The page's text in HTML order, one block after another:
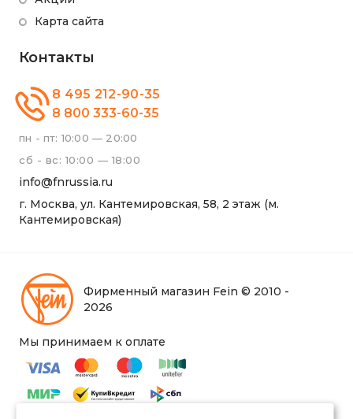
Карта сайта
Контакты
8 495 212-90-35
8 800 333-60-35
пн - пт: 10:00 — 20:00
сб - вс: 10:00 — 18:00
info@fnrussia.ru
г. Москва, ул. Кантемировская, 58, 2 этаж (м.
Кантемировская)
Фирменный магазин Fein © 2010 -
2026
Мы принимаем к оплате